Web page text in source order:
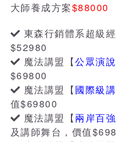
大師養成方案$88000
東森行銷體系超級
$52980
魔法講盟【公眾演
$69800
魔法講盟【國際級
值$69800
魔法講盟【兩岸百
及講師舞台，價值